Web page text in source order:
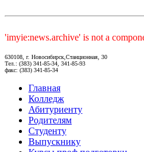
'imyie:news.archive' is not a
630108, г. Новосибирск,Станционная, 30
Тел.: (383) 341-85-34, 341-85-93
факс: (383) 341-85-34
Главная
Колледж
Абитуриенту
Родителям
Студенту
Выпускнику